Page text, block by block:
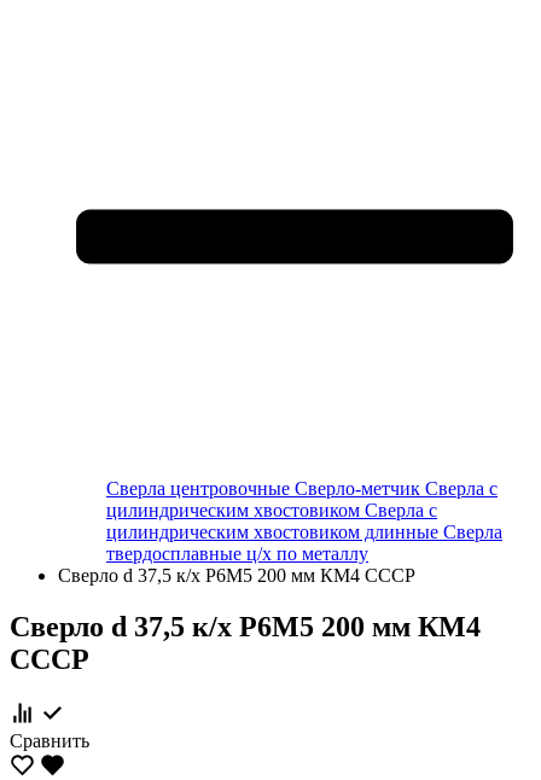
Сверла центровочные Сверло-метчик Сверла с
цилиндрическим хвостовиком Сверла с
цилиндрическим хвостовиком длинные Сверла
твердосплавные ц/х по металлу
Сверло d 37,5 к/х Р6М5 200 мм КМ4 СССР
Сверло d 37,5 к/х Р6М5 200 мм КМ4
СССР
Сравнить